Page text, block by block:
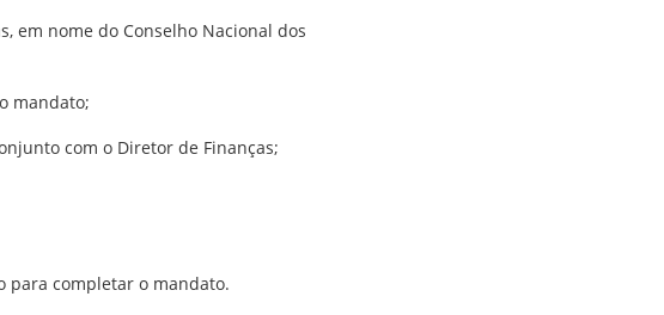
em nome do Conselho Nacional dos
mandato;
com o Diretor de Finanças;
para completar o mandato.